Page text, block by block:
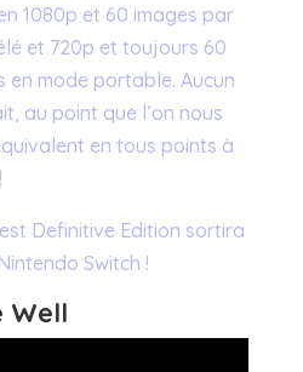
1080p et 60 images par
et 720p et toujours 60
en mode portable. Aucun
au point que l’on nous
en tous points à
Definitive Edition sortira
Switch !
Well